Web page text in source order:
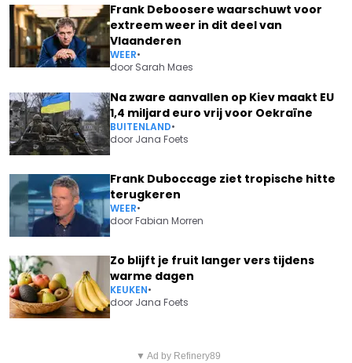
Frank Deboosere waarschuwt voor
extreem weer in dit deel van
Vlaanderen
WEER•
door Sarah Maes
Na zware aanvallen op Kiev maakt EU
1,4 miljard euro vrij voor Oekraïne
BUITENLAND•
door Jana Foets
Frank Duboccage ziet tropische hitte
terugkeren
WEER•
doorFabian Morren
Zo blijft je fruit langer vers tijdens
warme dagen
KEUKEN•
door Jana Foets
▼ Ad by Refinery89